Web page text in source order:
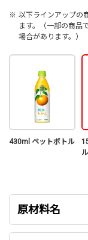
※ 以下ラインアップの
ます。（一部の商品
場合があります。）
430ml ペットボトル
ル
原材料名